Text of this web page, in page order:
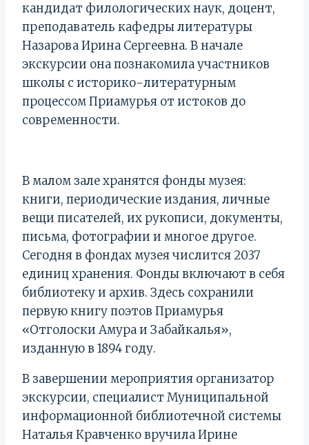
кандидат филологических наук, доцент,
преподаватель кафедры литературы
Назарова Ирина Сергеевна. В начале
экскурсии она познакомила участников
школы с историко-литературным
процессом Приамурья от истоков до
современности.
В малом зале хранятся фонды музея:
книги, периодические издания, личные
вещи писателей, их рукописи, документы,
письма, фотографии и многое другое.
Сегодня в фондах музея числится 2037
единиц хранения. Фонды включают в себя
библиотеку и архив. Здесь сохранили
первую книгу поэтов Приамурья
«Отголоски Амура и Забайкалья»,
изданную в 1894 году.
В завершении мероприятия организатор
экскурсии, специалист Муниципальной
информационной библиотечной системы
Наталья Кравченко вручила Ирине